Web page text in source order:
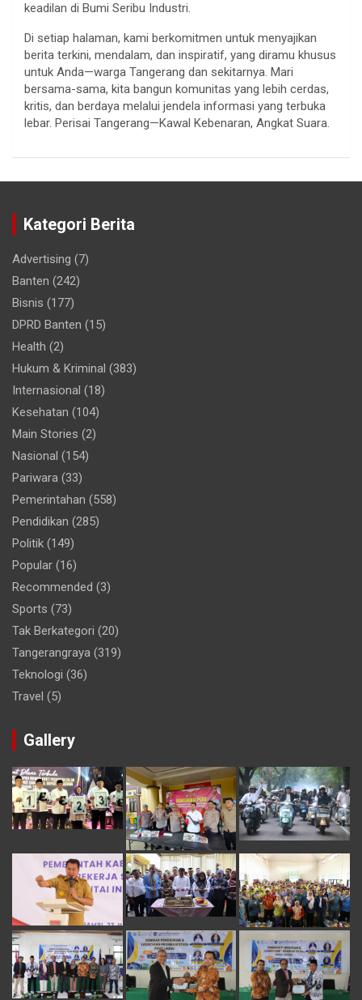
keadilan di Bumi Seribu Industri.
Di setiap halaman, kami berkomitmen untuk menyajikan
berita terkini, mendalam, dan inspiratif, yang diramu khusus
untuk Anda—warga Tangerang dan sekitarnya. Mari
bersama-sama, kita bangun komunitas yang lebih cerdas,
kritis, dan berdaya melalui jendela informasi yang terbuka
lebar. Perisai Tangerang—Kawal Kebenaran, Angkat Suara.
Kategori Berita
Advertising (7)
Banten (242)
Bisnis (177)
DPRD Banten (15)
Health (2)
Hukum & Kriminal (383)
Internasional (18)
Kesehatan (104)
Main Stories (2)
Nasional (154)
Pariwara (33)
Pemerintahan (558)
Pendidikan (285)
Politik (149)
Popular (16)
Recommended (3)
Sports (73)
Tak Berkategori (20)
Tangerangraya (319)
Teknologi (36)
Travel (5)
Gallery